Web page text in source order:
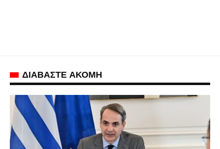
ΔΙΑΒΑΣΤΕ ΑΚΟΜΗ